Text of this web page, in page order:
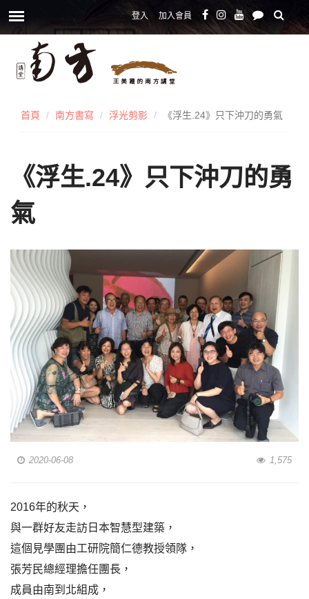
登入 加入會員
首頁 南方書寫 浮光剪影 《浮生.24》只下沖刀的勇氣
《浮生.24》只下沖刀的勇
氣
2020-06-08 1,575
2016年的秋天，
與一群好友走訪日本智慧型建築，
這個見學團由工研院簡仁德教授領隊，
張芳民總經理擔任團長，
成員由南到北組成，